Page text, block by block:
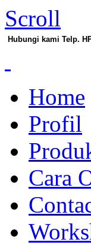
Scroll
Hubungi kami Telp.
Home
Profil
Cara